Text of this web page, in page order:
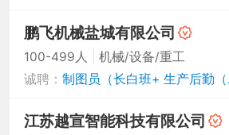
一金
鹏飞机械盐城有限公司
100-499人
机械/设备/重工
诚聘： 制图员（长白班+ 生产后勤（长白班
江苏越宣智能科技有限公司